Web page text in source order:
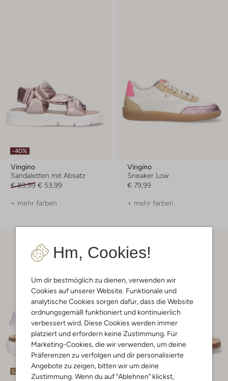
Hm, Cookies!
Um dir bestmöglich zu dienen, verwenden wir
Cookies auf unserer Website. Funktionale und
analytische Cookies sorgen dafür, dass die Website
ordnungsgemäß funktioniert und kontinuierlich
verbessert wird. Diese Cookies werden immer
platziert und erfordern keine Zustimmung. Für
Marketing-Cookies, die wir verwenden, um deine
Präferenzen zu verfolgen und dir personalisierte
Angebote zu zeigen, bitten wir um deine
Zustimmung. Wenn du auf "Ablehnen" klickst,
-40%
Vingino
Sandaletten mit Absatz
€ 89,99 € 53,99
+ mehr farben
Vingino
Sneaker Low
€ 79,99
+ mehr farben
Letzte Größen Letzter Artikel